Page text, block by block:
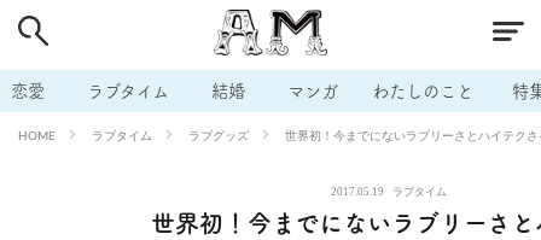
恋愛 ラブタイム 結婚 マンガ わたしのこと 特
HOME ラブタイム ラブグッズ 世界初！今までにないラブリーさとハイテク
2017.05.19 ラブタイム
世界初！今までにないラブリーさ
# 男の本音 # セフレ # 不倫
# 出会う方法 # マッチングアプリ # ラブグッズ # 体の相